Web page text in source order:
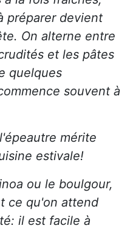
préparer devient
On alterne entre
et les pâtes
quelques
souvent à
mérite
estivale!
ou le boulgour,
ce qu'on attend
il est facile à